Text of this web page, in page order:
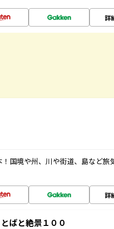
詳
国境や州、川や街道、島など旅
詳
ばと絶景１００